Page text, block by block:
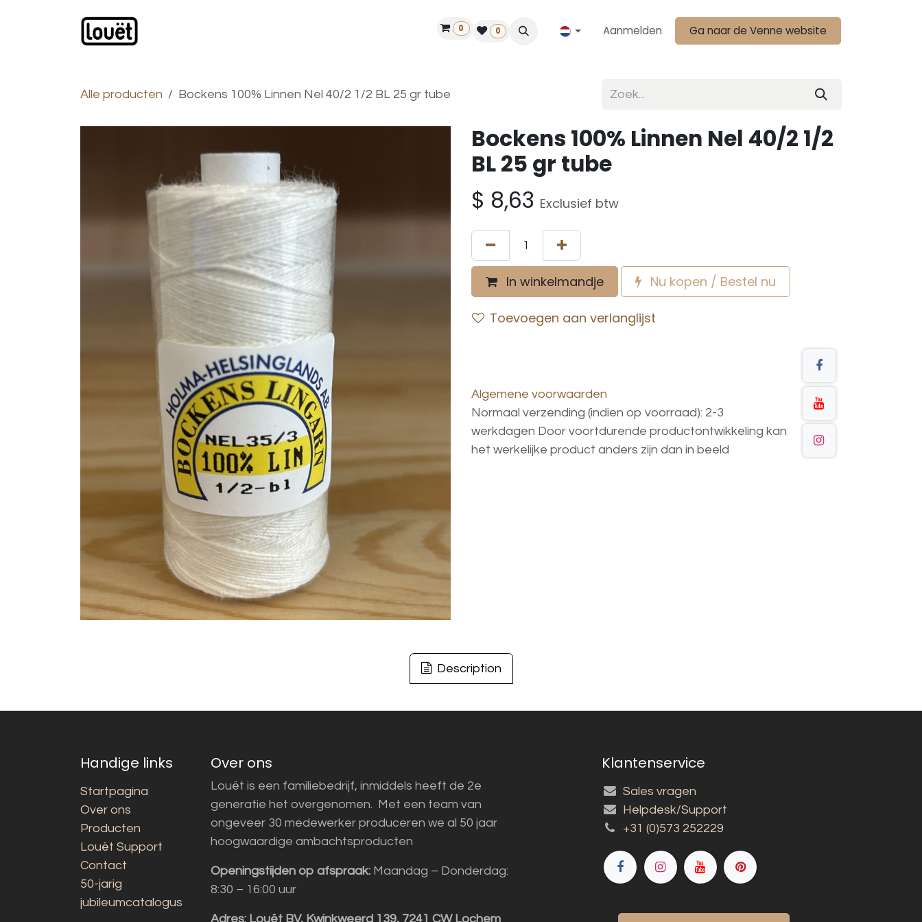
Vind een dealer
0 0 Aanmelden Ga naar de Venne website
Alle producten Bockens 100% Linnen Nel 40/2 1/2 BL 25 gr tube
Bockens 100% Linnen Nel 40/2 1/2
BL 25 gr tube
$ 8,63 Exclusief btw
In winkelmandje Nu kopen / Bestel nu
Toevoegen aan verlanglijst
Algemene voorwaarden
Normaal verzending (indien op voorraad): 2-3
werkdagen Door voortdurende productontwikkeling kan
het werkelijke product anders zijn dan in beeld
Description
Handige links
Startpagina
Over ons
Producten
Louët Support
Contact
50-jarig
jubileumcatalogus
Over ons
Louët is een familiebedrijf, inmiddels heeft de 2e
generatie het overgenomen. Met een team van
ongeveer 30 medewerker produceren we al 50 jaar
hoogwaardige ambachtsproducten
Openingstijden op afspraak: Maandag – Donderdag:
8:30 – 16:00 uur
Adres: Louët BV, Kwinkweerd 139, 7241 CW Lochem
Klantenservice
Sales vragen
Helpdesk/Support
+31 (0)573 252229